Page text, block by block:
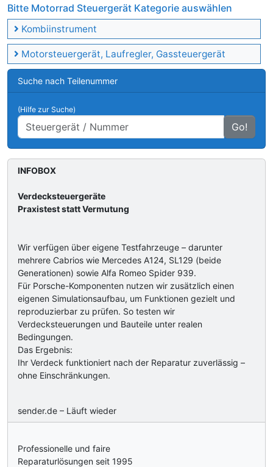
Bitte Motorrad Steuergerät Kategorie auswählen
Kombiinstrument
Motorsteuergerät, Laufregler, Gassteuergerät
Suche nach Teilenummer
(Hilfe zur Suche)
Go!
INFOBOX
Verdecksteuergeräte
Praxistest statt Vermutung
Wir verfügen über eigene Testfahrzeuge – darunter
mehrere Cabrios wie Mercedes A124, SL129 (beide
Generationen) sowie Alfa Romeo Spider 939.
Für Porsche-Komponenten nutzen wir zusätzlich einen
eigenen Simulationsaufbau, um Funktionen gezielt und
reproduzierbar zu prüfen. So testen wir
Verdecksteuerungen und Bauteile unter realen
Bedingungen.
Das Ergebnis:
Ihr Verdeck funktioniert nach der Reparatur zuverlässig –
ohne Einschränkungen.
sender.de – Läuft wieder
Professionelle und faire
Reparaturlösungen seit 1995